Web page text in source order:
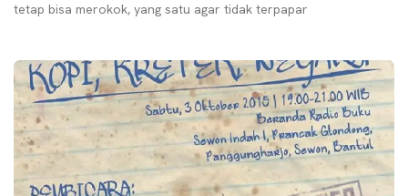
tetap bisa merokok, yang satu agar tidak terpapar